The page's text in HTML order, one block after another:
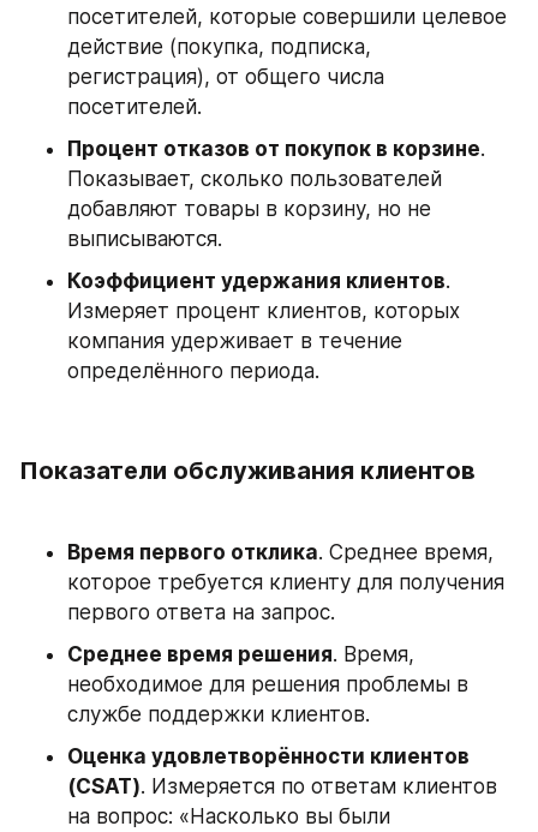
посетителей, которые совершили целевое
действие (покупка, подписка,
регистрация), от общего числа
посетителей.
Процент отказов от покупок в корзине.
Показывает, сколько пользователей
добавляют товары в корзину, но не
выписываются.
Коэффициент удержания клиентов.
Измеряет процент клиентов, которых
компания удерживает в течение
определённого периода.
Показатели обслуживания клиентов
Время первого отклика. Среднее время,
которое требуется клиенту для получения
первого ответа на запрос.
Среднее время решения. Время,
необходимое для решения проблемы в
службе поддержки клиентов.
Оценка удовлетворённости клиентов
(CSAT). Измеряется по ответам клиентов
на вопрос: «Насколько вы были